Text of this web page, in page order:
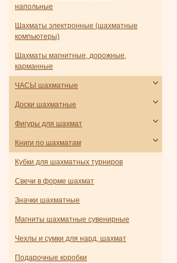
напольные
Шахматы электронные (шахматные
компьютеры)
Шахматы магнитные, дорожные,
карманные
ЧАСЫ шахматные
Доски шахматные
Фигуры для шахмат
Книги по шахматам
Кубки для шахматных турниров
Свечи в форме шахмат
Значки шахматные
Магниты шахматные сувенирные
Чехлы и сумки для нард, шахмат
Подарочные коробки